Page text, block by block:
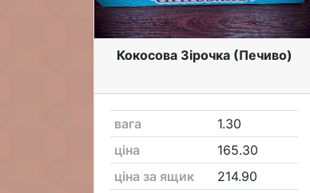
Кокосова Зірочка (Печиво)
вага
1.30
ціна
165.30
ціна за ящик
214.90